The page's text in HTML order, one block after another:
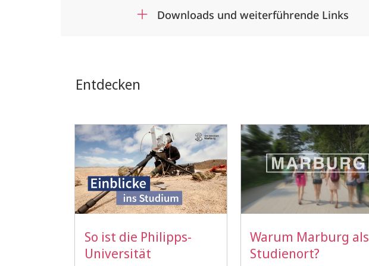
Downloads und weiterführende Links
Entdecken
So ist die Philipps-
Universität
Warum Marburg als
Studienort?